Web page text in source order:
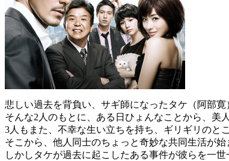
悲しい過去を背負い、サギ師になったタケ（阿部
そんな2人のもとに、ある日ひょんなことから、美
3人もまた、不幸な生い立ちを持ち、ギリギリのと
そこから、他人同士のちょっと奇妙な共同生活が始
しかしタケが過去に起こしたある事件が彼らを一